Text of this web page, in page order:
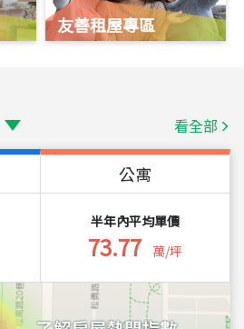
友善租屋專區
看全部
公寓
半年內平均單價
73.77 萬/坪